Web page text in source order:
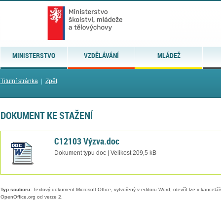
MINISTERSTVO VZDĚLÁVÁNÍ MLÁDEŽ
Titulní stránka| Zpět
DOKUMENT KE STAŽENÍ
C12103 Výzva.doc
Dokument typu doc | Velikost 209,5 kB
Typ souboru:Textový dokument Microsoft Office, vytvořený v editoru Word, otevřít lze v
OpenOffice.org od verze 2.